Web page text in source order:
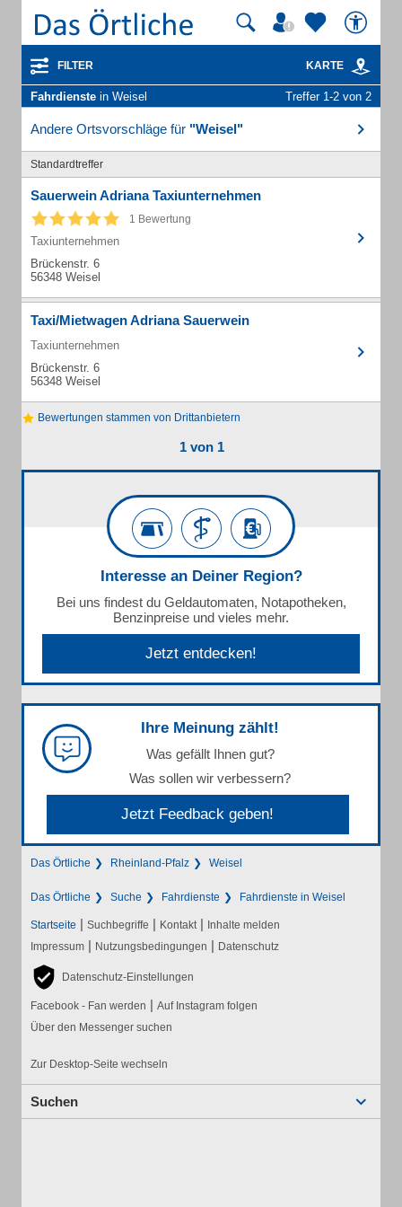
FILTER KARTE
Fahrdienste in Weisel Treffer 1-2 von 2
Andere Ortsvorschläge für "Weisel"
Standardtreffer
Sauerwein Adriana Taxiunternehmen
1 Bewertung
Taxiunternehmen
Brückenstr. 6
56348 Weisel
Taxi/Mietwagen Adriana Sauerwein
Taxiunternehmen
Brückenstr. 6
56348 Weisel
Bewertungen stammen von Drittanbietern
1 von 1
Interesse an Deiner Region?
Bei uns findest du Geldautomaten, Notapotheken,
Benzinpreise und vieles mehr.
Jetzt entdecken!
Ihre Meinung zählt!
Was gefällt Ihnen gut?
Was sollen wir verbessern?
Jetzt Feedback geben!
Das Örtliche Rheinland-Pfalz Weisel
Das Örtliche Suche Fahrdienste Fahrdienste in Weisel
Startseite | Suchbegriffe | Kontakt | Inhalte melden
Impressum | Nutzungsbedingungen | Datenschutz
Datenschutz-Einstellungen
Facebook - Fan werden | Auf Instagram folgen
Über den Messenger suchen
Zur Desktop-Seite wechseln
Suchen